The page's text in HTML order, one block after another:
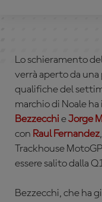
Lo schieramento
verrà aperto da
qualifiche del
marchio di Noale
Bezzecchi eJorge
con Raul Fernandez
Trackhouse
essere salito dalla
Bezzecchi, che ha